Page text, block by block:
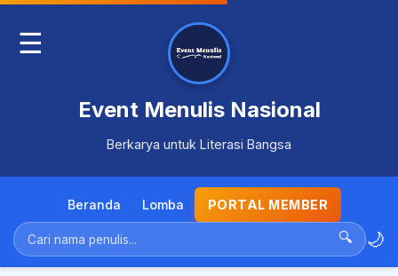
☰
Event Menulis Nasional
Berkarya untuk Literasi Bangsa
Beranda Lomba PORTAL MEMBER
🔍 🌙